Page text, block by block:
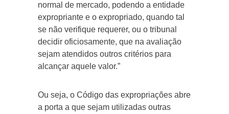
normal de mercado, podendo a entidade
expropriante e o expropriado, quando tal
se não verifique requerer, ou o tribunal
decidir oficiosamente, que na avaliação
sejam atendidos outros critérios para
alcançar aquele valor.”
Ou seja, o Código das expropriações abre
a porta a que sejam utilizadas outras